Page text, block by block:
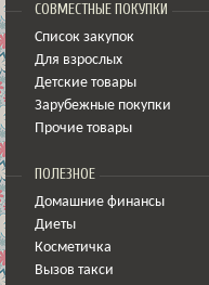
СОВМЕСТНЫЕ ПОКУПКИ
Список закупок
Для взрослых
Детские товары
Зарубежные покупки
Прочие товары
ПОЛЕЗНОЕ
Домашние финансы
Диеты
Косметичка
Вызов такси